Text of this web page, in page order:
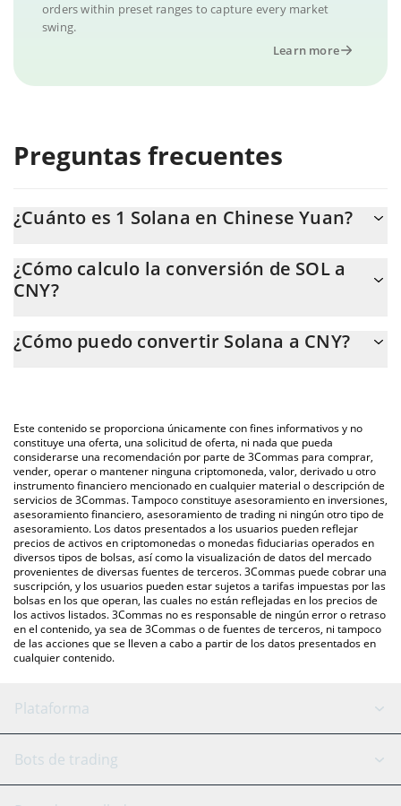
orders within preset ranges to capture every market
swing.
Learn more
Preguntas frecuentes
¿Cuánto es 1 Solana en Chinese Yuan?
En este momento, 1 Solana equivale a 494.46 CNY.
¿Cómo calculo la conversión de SOL a
CNY?
fácilmente el precio de conversión de SOL a CNY. Solo necesitas
También puedes utilizar nuestra tabla de precios de Solana que
se encuentra arriba para verificar el último precio de Solana en
las principales monedas fiduciarias y criptomonedas.
¿Cómo puedo convertir Solana a CNY?
otras.
Este contenido se proporciona únicamente con fines informativos y no
constituye una oferta, una solicitud de oferta, ni nada que pueda
considerarse una recomendación por parte de 3Commas para comprar,
vender, operar o mantener ninguna criptomoneda, valor, derivado u otro
instrumento financiero mencionado en cualquier material o descripción de
servicios de 3Commas. Tampoco constituye asesoramiento en inversiones,
asesoramiento financiero, asesoramiento de trading ni ningún otro tipo de
asesoramiento. Los datos presentados a los usuarios pueden reflejar
precios de activos en criptomonedas o monedas fiduciarias operados en
diversos tipos de bolsas, así como la visualización de datos del mercado
provenientes de diversas fuentes de terceros. 3Commas puede cobrar una
suscripción, y los usuarios pueden estar sujetos a tarifas impuestas por las
bolsas en los que operan, las cuales no están reflejadas en los precios de
los activos listados. 3Commas no es responsable de ningún error o retraso
en el contenido, ya sea de 3Commas o de fuentes de terceros, ni tampoco
de las acciones que se lleven a cabo a partir de los datos presentados en
cualquier contenido.
Plataforma
Bot GRID
Bots de trading